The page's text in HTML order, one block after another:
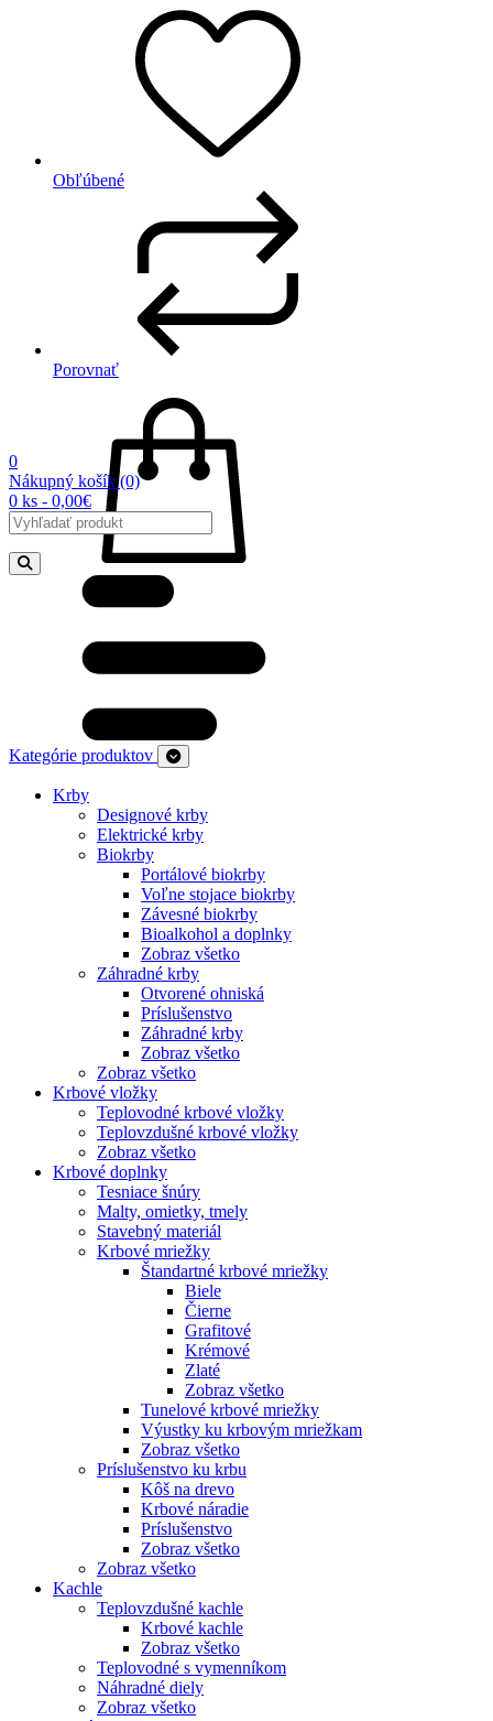
Obľúbené
Porovnať
0
Nákupný košík(0)
0 ks - 0,00€
Kategórie produktov
Krby
Designové krby
Elektrické krby
Biokrby
Portálové biokrby
Voľne stojace biokrby
Závesné biokrby
Bioalkohol a doplnky
Zobraz všetko
Záhradné krby
Otvorené ohniská
Príslušenstvo
Záhradné krby
Zobraz všetko
Zobraz všetko
Krbové vložky
Teplovodné krbové vložky
Teplovzdušné krbové vložky
Zobraz všetko
Krbové doplnky
Tesniace šnúry
Malty, omietky, tmely
Stavebný materiál
Krbové mriežky
Štandartné krbové mriežky
Biele
Čierne
Grafitové
Krémové
Zlaté
Zobraz všetko
Tunelové krbové mriežky
Výustky ku krbovým mriežkam
Zobraz všetko
Príslušenstvo ku krbu
Kôš na drevo
Krbové náradie
Príslušenstvo
Zobraz všetko
Zobraz všetko
Kachle
Teplovzdušné kachle
Krbové kachle
Zobraz všetko
Teplovodné s vymenníkom
Náhradné diely
Zobraz všetko